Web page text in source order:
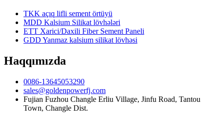
TKK açıq lifli sement örtüyü
MDD Kalsium Silikat lövhələri
ETT Xarici/Daxili Fiber Sement Paneli
GDD Yanmaz kalsium silikat lövhəsi
Haqqımızda
0086-13645053290
sales@goldenpowerfj.com
Fujian Fuzhou Changle Erliu Village, Jinfu Road, Tantou
Town, Changle Dist.